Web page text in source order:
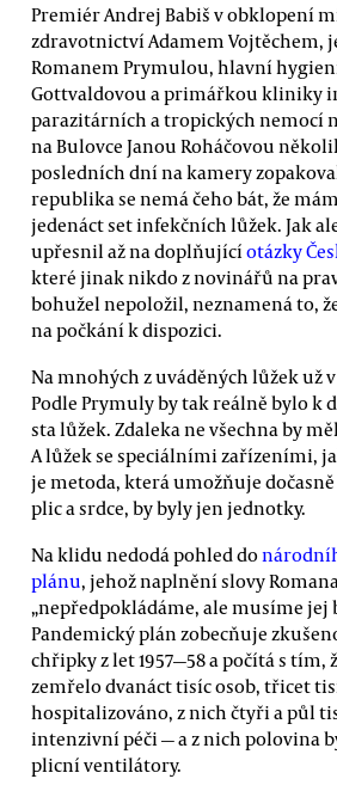
Premiér Andrej Babiš v obklopení
zdravotnictví Adamem Vojtěchem,
Romanem Prymulou, hlavní
Gottvaldovou a primářkou kliniky
parazitárních a tropických nemocí
na Bulovce Janou Roháčovou
posledních dní na kamery
republika se nemá čeho bát, že
jedenáct set infekčních lůžek. Jak
upřesnil až na doplňující otázky
které jinak nikdo z novinářů na
bohužel nepoložil, neznamená to,
na počkání k dispozici.
Na mnohých z uváděných lůžek už
Podle Prymuly by tak reálně bylo k
sta lůžek. Zdaleka ne všechna by
A lůžek se speciálními zařízeními,
je metoda, která umožňuje
plic a srdce, by byly jen jednotky.
Na klidu nedodá pohled do
plánu, jehož naplnění slovy
„nepředpokládáme, ale musíme jej
Pandemický plán zobecňuje
chřipky z let 1957—58 a počítá s tím,
zemřelo dvanáct tisíc osob, třicet
hospitalizováno, z nich čtyři a půl
intenzivní péči — a z nich polovina
plicní ventilátory.